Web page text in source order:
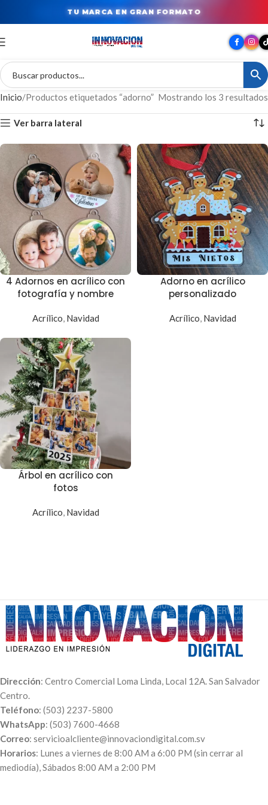
TU MARCA EN GRAN FORMATO
Inicio Productos etiquetados “adorno” Mostrando los 3 resultados
Ver barra lateral
4 Adornos en acrílico con
fotografía y nombre
Acrílico, Navidad
Adorno en acrílico
personalizado
Acrílico, Navidad
Árbol en acrílico con
fotos
Acrílico, Navidad
Dirección: Centro Comercial Loma Linda, Local 12A. San Salvador
Centro.
Teléfono: (503) 2237-5800
WhatsApp: (503) 7600-4668
Correo: servicioalcliente@innovaciondigital.com.sv
Horarios: Lunes a viernes de 8:00 AM a 6:00 PM (sin cerrar al
mediodía), Sábados 8:00 AM a 2:00 PM